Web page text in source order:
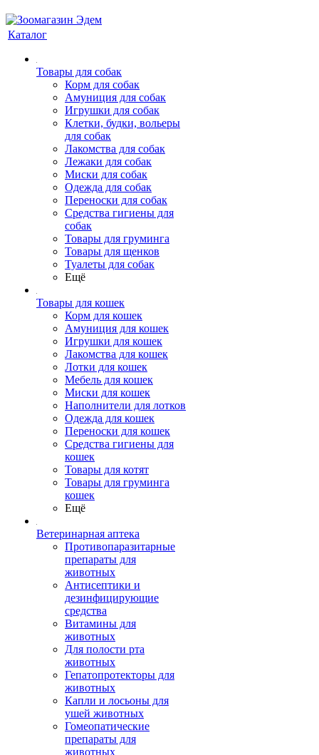
Каталог
Товары для собак
Корм для собак
Амуниция для собак
Игрушки для собак
Клетки, будки, вольеры
для собак
Лакомства для собак
Лежаки для собак
Миски для собак
Одежда для собак
Переноски для собак
Средства гигиены для
собак
Товары для груминга
Товары для щенков
Туалеты для собак
Ещё
Товары для кошек
Корм для кошек
Амуниция для кошек
Игрушки для кошек
Лакомства для кошек
Лотки для кошек
Мебель для кошек
Миски для кошек
Наполнители для лотков
Одежда для кошек
Переноски для кошек
Средства гигиены для
кошек
Товары для котят
Товары для груминга
кошек
Ещё
Ветеринарная аптека
Противопаразитарные
препараты для
животных
Антисептики и
дезинфицирующие
средства
Витамины для
животных
Для полости рта
животных
Гепатопротекторы для
животных
Капли и лосьоны для
ушей животных
Гомеопатические
препараты для
животных